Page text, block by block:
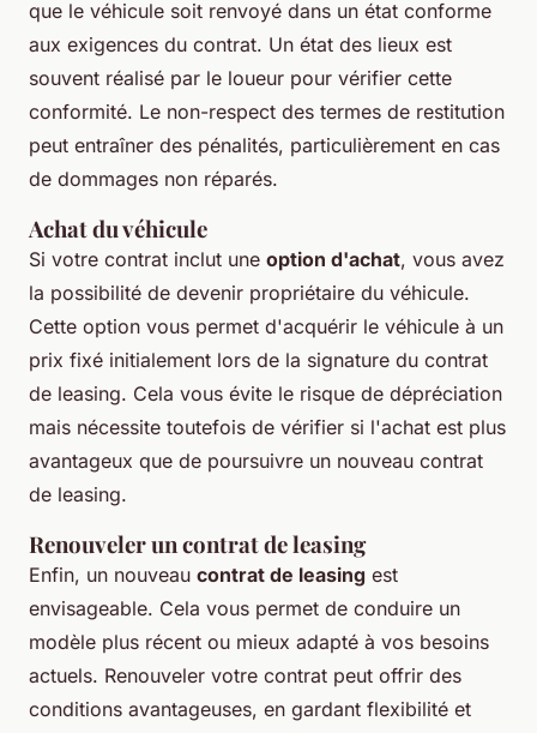
que le véhicule soit renvoyé dans un état conforme
aux exigences du contrat. Un état des lieux est
souvent réalisé par le loueur pour vérifier cette
conformité. Le non-respect des termes de restitution
peut entraîner des pénalités, particulièrement en cas
de dommages non réparés.
Achat du véhicule
Si votre contrat inclut une option d'achat, vous avez
la possibilité de devenir propriétaire du véhicule.
Cette option vous permet d'acquérir le véhicule à un
prix fixé initialement lors de la signature du contrat
de leasing. Cela vous évite le risque de dépréciation
mais nécessite toutefois de vérifier si l'achat est plus
avantageux que de poursuivre un nouveau contrat
de leasing.
Renouveler un contrat de leasing
Enfin, un nouveau contrat de leasing est
envisageable. Cela vous permet de conduire un
modèle plus récent ou mieux adapté à vos besoins
actuels. Renouveler votre contrat peut offrir des
conditions avantageuses, en gardant flexibilité et